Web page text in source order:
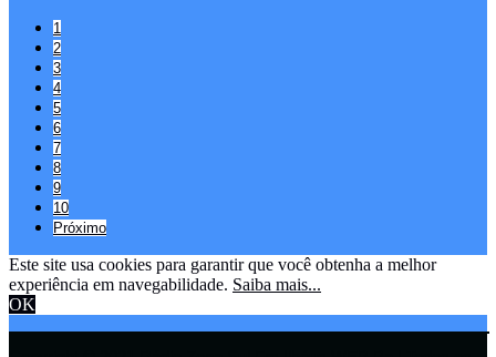
1
2
3
4
5
6
7
8
9
10
Próximo
Este site usa cookies para garantir que você obtenha a melhor
experiência em navegabilidade. Saiba mais...
OK